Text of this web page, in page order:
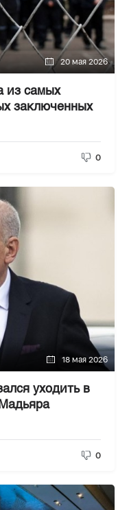
20 мая 2026
из самых
заключенных
0
18 мая 2026
уходить в
0